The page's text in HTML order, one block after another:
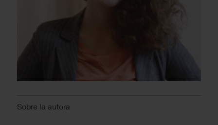
Sobre la autora